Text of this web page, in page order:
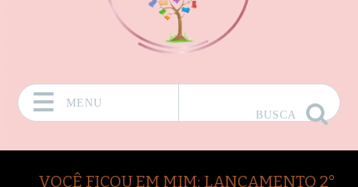
MENU
BUSCA
VOCÊ FICOU EM MIM: LANÇAMENTO 2°